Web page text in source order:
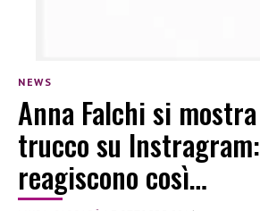
NEWS
Anna Falchi si
trucco su
reagiscono così…